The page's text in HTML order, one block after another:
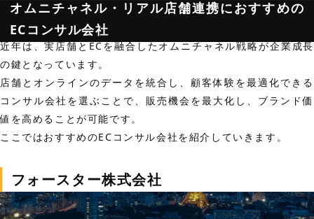
オムニチャネル・リアル店舗連携におすすめの
ECコンサル会社
近年は、実店舗とECを融合したオムニチャネル戦略が企業成長
の鍵となっています。
店舗とオンラインのデータを統合し、顧客体験を最適化できる
コンサル会社を選ぶことで、販売機会を最大化し、ブランド価
値を高めることが可能です。
ここではおすすめのECコンサル会社を紹介していきます。
フォースター株式会社